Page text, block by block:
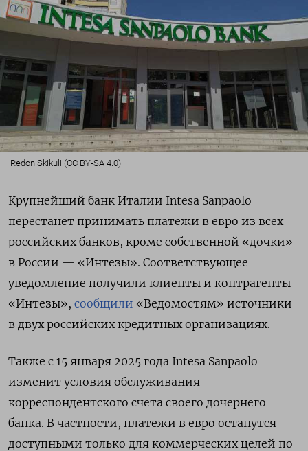
Redon Skikuli (CC BY-SA 4.0)
Крупнейший банк Италии Intesa Sanpaolo
перестанет принимать платежи в евро из всех
российских банков, кроме собственной «дочки»
в России — «Интезы». Соответствующее
уведомление получили клиенты и контрагенты
«Интезы», сообщили «Ведомостям» источники
в двух российских кредитных организациях.
Также с 15 января 2025 года Intesa Sanpaolo
изменит условия обслуживания
корреспондентского счета своего дочернего
банка. В частности, платежи в евро останутся
доступными только для коммерческих целей по